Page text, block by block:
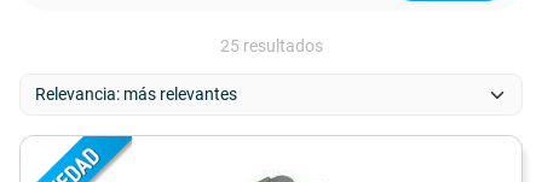
25 resultados